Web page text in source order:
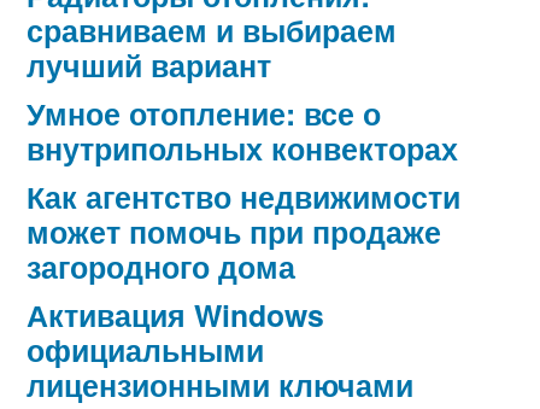
сравниваем и выбираем
лучший вариант
Умное отопление: все о
внутрипольных конвекторах
Как агентство недвижимости
может помочь при продаже
загородного дома
Активация Windows
официальными
лицензионными ключами